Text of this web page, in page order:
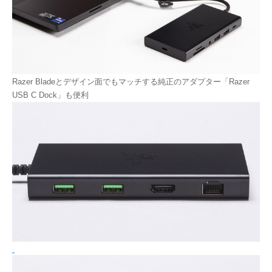
Razer Bladeとデザイン面でもマッチする純正のアダプター「Razer
USB C Dock」も便利